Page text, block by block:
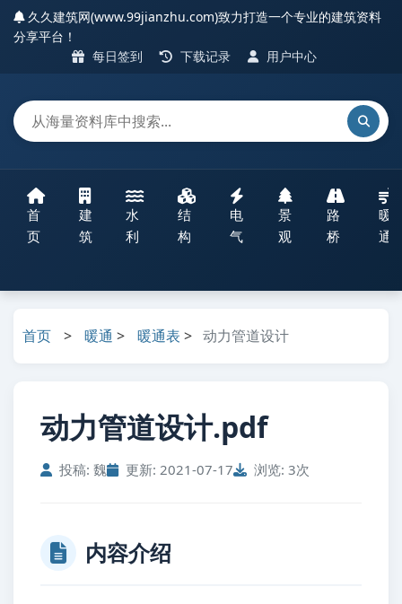
久久建筑网(www.99jianzhu.com)致力打造一个专业的建筑资料
分享平台！
每日签到
下载记录 用户中心
首
页
建
筑
水
利
结
构
电
气
景
观
路
桥
暖
通
首页 > 暖通 > 暖通表 > 动力管道设计
动力管道设计.pdf
投稿: 魏 更新: 2021-07-17 浏览: 3次
内容介绍